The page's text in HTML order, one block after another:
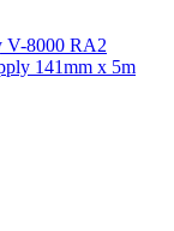
V-8000 RA2
141mm x 5m